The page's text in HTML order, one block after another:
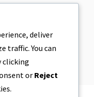
& Incredibly
You Can Make at
deliver
traffic. You can
clicking
or Reject